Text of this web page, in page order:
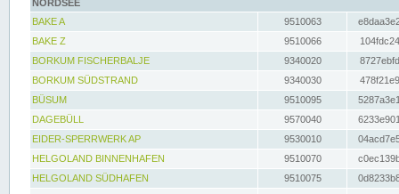
NORDSEE
BAKE A
9510063
BAKE Z
9510066
BORKUM FISCHERBALJE
9340020
BORKUM SÜDSTRAND
9340030
BÜSUM
9510095
DAGEBÜLL
9570040
EIDER-SPERRWERK AP
9530010
HELGOLAND BINNENHAFEN
9510070
HELGOLAND SÜDHAFEN
9510075